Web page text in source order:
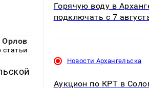
Орлов
статьи
Горячую воду в
подключать с 7
Новости Архангельска
Аукцион по КРТ в